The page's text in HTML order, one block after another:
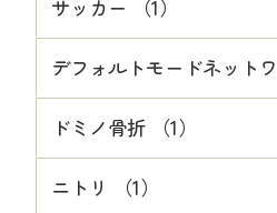
サッカー （1）
デフォルトモードネットワ
ドミノ骨折 （1）
ニトリ （1）